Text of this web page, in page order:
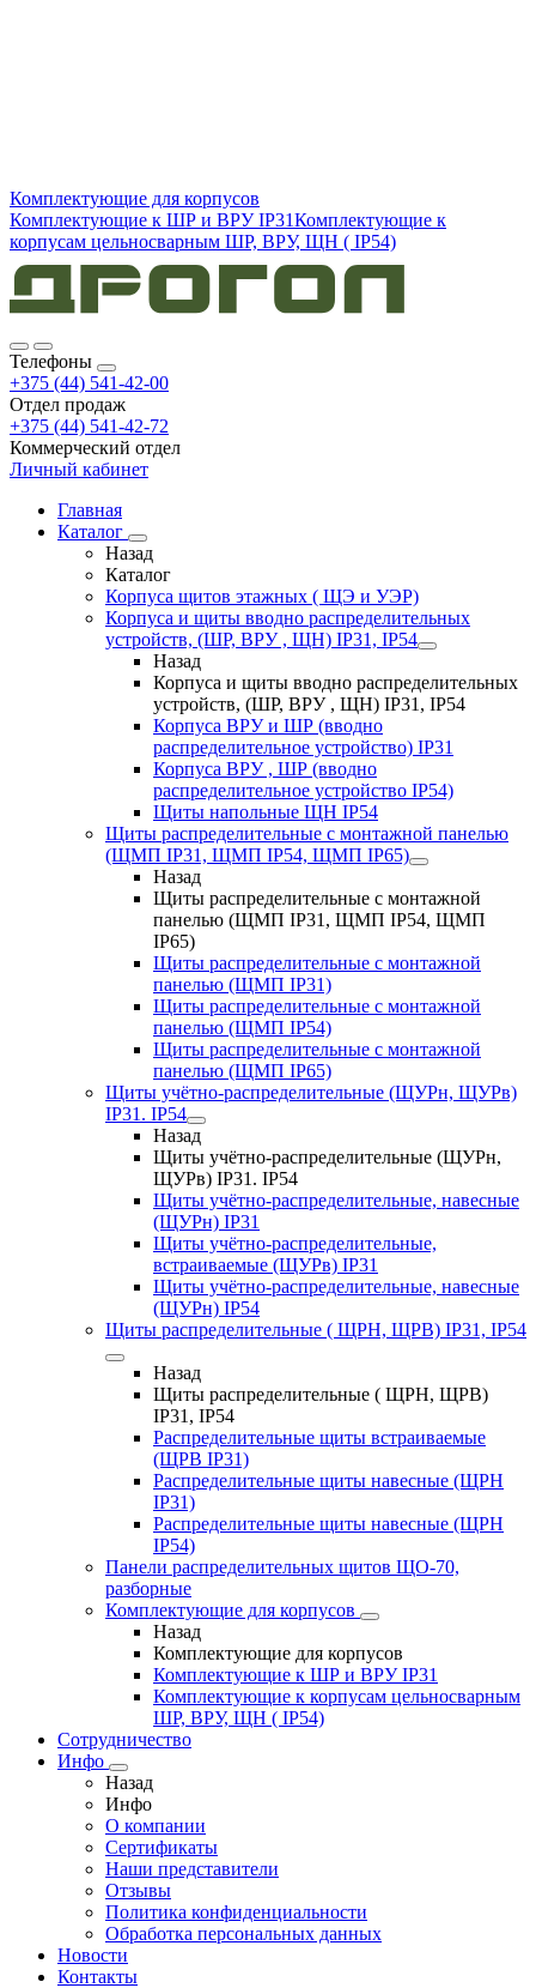
Комплектующие для корпусов
Комплектующие к ШР и ВРУ IP31Комплектующие к
корпусам цельносварным ШР, ВРУ, ЩН ( IP54)
Телефоны
+375 (44) 541-42-00
Отдел продаж
+375 (44) 541-42-72
Коммерческий отдел
Личный кабинет
Главная
Каталог
Назад
Каталог
Корпуса щитов этажных ( ЩЭ и УЭР)
Корпуса и щиты вводно распределительных
устройств, (ШР, ВРУ , ЩН) IP31, IP54
Назад
Корпуса и щиты вводно распределительных
устройств, (ШР, ВРУ , ЩН) IP31, IP54
Корпуса ВРУ и ШР (вводно
распределительное устройство) IP31
Корпуса ВРУ , ШР (вводно
распределительное устройство IP54)
Щиты напольные ЩН IP54
Щиты распределительные с монтажной панелью
(ЩМП IP31, ЩМП IP54, ЩМП IP65)
Назад
Щиты распределительные с монтажной
панелью (ЩМП IP31, ЩМП IP54, ЩМП
IP65)
Щиты распределительные с монтажной
панелью (ЩМП IP31)
Щиты распределительные с монтажной
панелью (ЩМП IP54)
Щиты распределительные с монтажной
панелью (ЩМП IP65)
Щиты учётно-распределительные (ЩУРн, ЩУРв)
IP31. IP54
Назад
Щиты учётно-распределительные (ЩУРн,
ЩУРв) IP31. IP54
Щиты учётно-распределительные, навесные
(ЩУРн) IP31
Щиты учётно-распределительные,
встраиваемые (ЩУРв) IP31
Щиты учётно-распределительные, навесные
(ЩУРн) IP54
Щиты распределительные ( ЩРН, ЩРВ) IP31, IP54
Назад
Щиты распределительные ( ЩРН, ЩРВ)
IP31, IP54
Распределительные щиты встраиваемые
(ЩРВ IP31)
Распределительные щиты навесные (ЩРН
IP31)
Распределительные щиты навесные (ЩРН
IP54)
Панели распределительных щитов ЩО-70,
разборные
Комплектующие для корпусов
Назад
Комплектующие для корпусов
Комплектующие к ШР и ВРУ IP31
Комплектующие к корпусам цельносварным
ШР, ВРУ, ЩН ( IP54)
Сотрудничество
Инфо
Назад
Инфо
О компании
Сертификаты
Наши представители
Отзывы
Политика конфиденциальности
Обработка персональных данных
Новости
Контакты